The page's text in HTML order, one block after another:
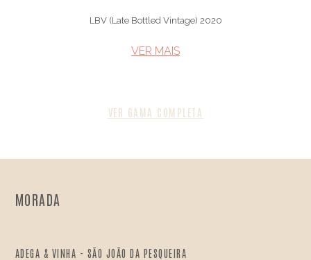
LBV (Late Bottled Vintage) 2020
VER MAIS​
VER GAMA COMPLETA
MORADA
ADEGA & VINHA - SÃO JOÃO DA PESQUEIRA